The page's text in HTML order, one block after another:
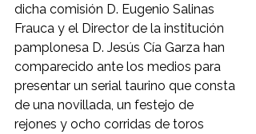
dicha comisión D. Eugenio Salinas
Frauca y el Director de la institución
pamplonesa D. Jesús Cía Garza han
comparecido ante los medios para
presentar un serial taurino que consta
de una novillada, un festejo de
rejones y ocho corridas de toros